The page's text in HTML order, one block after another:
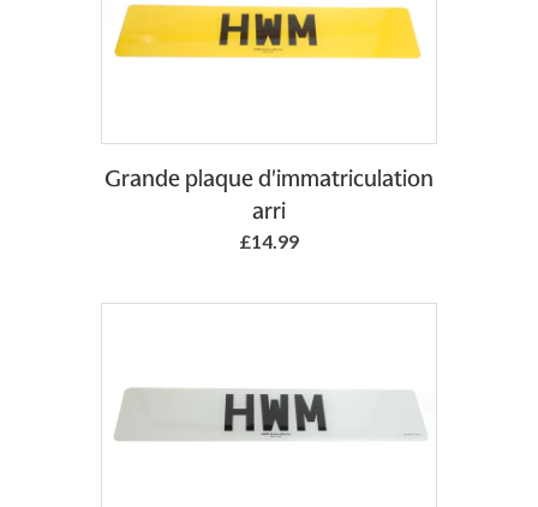
Add to Basket
Grande plaque d'immatriculation
arri
£14.99